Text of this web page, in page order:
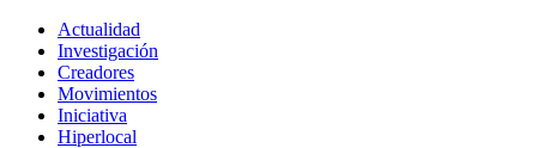
Actualidad
Investigación
Creadores
Movimientos
Iniciativa
Hiperlocal